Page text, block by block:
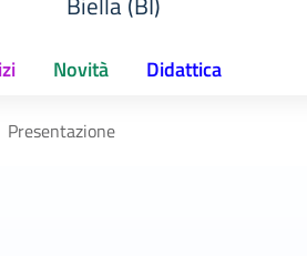
Novità Didattica
Presentazione